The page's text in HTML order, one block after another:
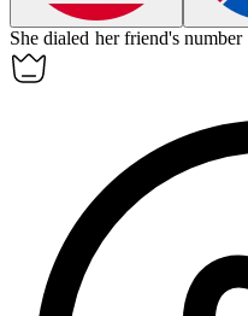
Shedialed her friend's